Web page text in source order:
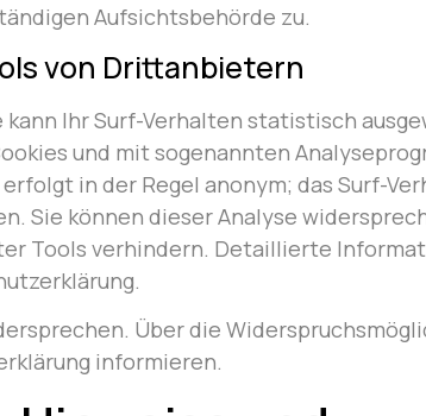
Aufsichtsbehörde zu.
von Drittanbietern
kann Ihr Surf-Verhalten statistisch
und mit sogenannten
in der Regel anonym; das Surf-
Sie können dieser Analyse
Tools verhindern. Detaillierte
Über die
informieren.